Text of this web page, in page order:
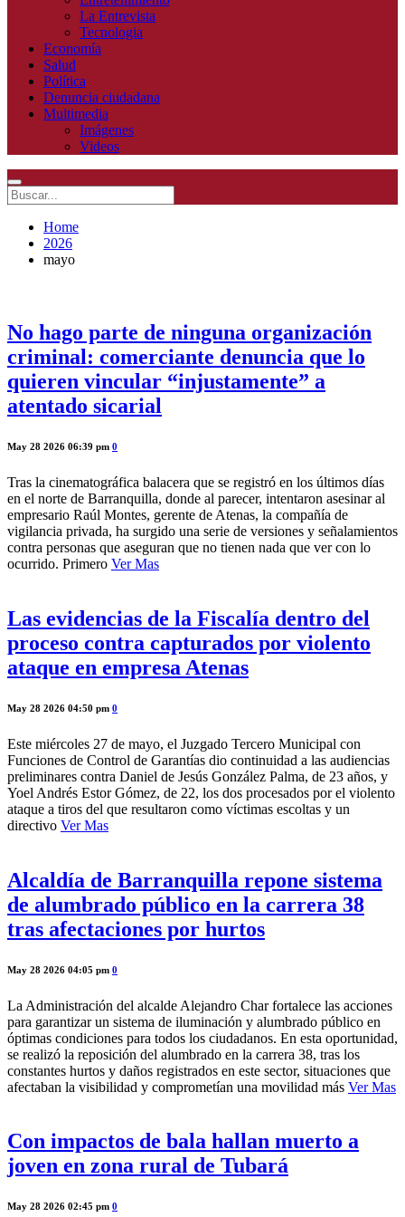
La Entrevista
Tecnologia
Economía
Salud
Política
Denuncia ciudadana
Multimedia
Imágenes
Videos
Home
2026
mayo
No hago parte de ninguna organización
criminal: comerciante denuncia que lo
quieren vincular “injustamente” a
atentado sicarial
May 28 2026 06:39 pm 0
Tras la cinematográfica balacera que se registró en los últimos días
en el norte de Barranquilla, donde al parecer, intentaron asesinar al
empresario Raúl Montes, gerente de Atenas, la compañía de
vigilancia privada, ha surgido una serie de versiones y señalamientos
contra personas que aseguran que no tienen nada que ver con lo
ocurrido. Primero Ver Mas
Las evidencias de la Fiscalía dentro del
proceso contra capturados por violento
ataque en empresa Atenas
May 28 2026 04:50 pm 0
Este miércoles 27 de mayo, el Juzgado Tercero Municipal con
Funciones de Control de Garantías dio continuidad a las audiencias
preliminares contra Daniel de Jesús González Palma, de 23 años, y
Yoel Andrés Estor Gómez, de 22, los dos procesados por el violento
ataque a tiros del que resultaron como víctimas escoltas y un
directivo Ver Mas
Alcaldía de Barranquilla repone sistema
de alumbrado público en la carrera 38
tras afectaciones por hurtos
May 28 2026 04:05 pm 0
La Administración del alcalde Alejandro Char fortalece las acciones
para garantizar un sistema de iluminación y alumbrado público en
óptimas condiciones para todos los ciudadanos. En esta oportunidad,
se realizó la reposición del alumbrado en la carrera 38, tras los
constantes hurtos y daños registrados en este sector, situaciones que
afectaban la visibilidad y comprometían una movilidad más Ver Mas
Con impactos de bala hallan muerto a
joven en zona rural de Tubará
May 28 2026 02:45 pm 0